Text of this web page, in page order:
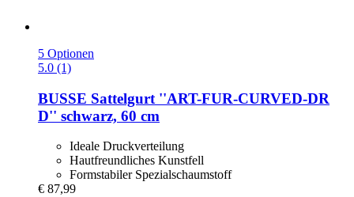
5 Optionen
5.0 (1)
BUSSE Sattelgurt ''ART-​FUR-​CURVED-​DR
D'' schwarz, 60 cm
Ideale Druckverteilung
Hautfreundliches Kunstfell
Formstabiler Spezialschaumstoff
€ 87,99